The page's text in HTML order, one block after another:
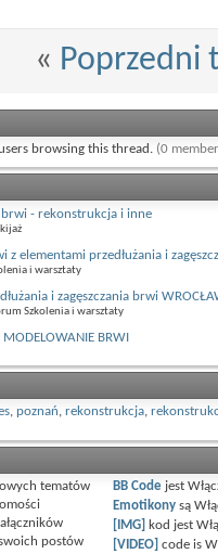
« Poprzedni
browsing this thread. (0
brwi - rekonstrukcja i inne
z elementami przedłużania i
i warsztaty
i zagęszczania brwi
Szkolenia i warsztaty
BRWI
, poznań, rekonstrukcja,
tematów
postów
BB Code jest
Emotikony są
[IMG]
kod jest
[VIDEO] code is